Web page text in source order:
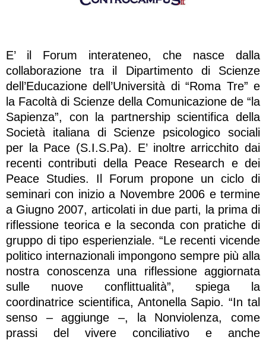
E’ il Forum interateneo, che nasce dalla
collaborazione tra il Dipartimento di Scienze
dell’Educazione dell’Università di “Roma Tre” e
la Facoltà di Scienze della Comunicazione de “la
Sapienza”, con la partnership scientifica della
Società italiana di Scienze psicologico sociali
per la Pace (S.I.S.Pa). E’ inoltre arricchito dai
recenti contributi della Peace Research e dei
Peace Studies. Il Forum propone un ciclo di
seminari con inizio a Novembre 2006 e termine
a Giugno 2007, articolati in due parti, la prima di
riflessione teorica e la seconda con pratiche di
gruppo di tipo esperienziale. “Le recenti vicende
politico internazionali impongono sempre più alla
nostra conoscenza una riflessione aggiornata
sulle nuove conflittualità”, spiega la
coordinatrice scientifica, Antonella Sapio. “In tal
senso – aggiunge –, la Nonviolenza, come
prassi del vivere conciliativo e anche